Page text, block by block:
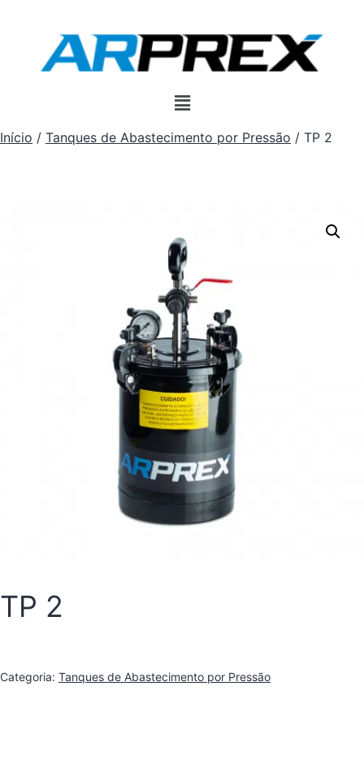
Início / Tanques de Abastecimento por Pressão / TP 2
TP 2
Categoria: Tanques de Abastecimento por Pressão